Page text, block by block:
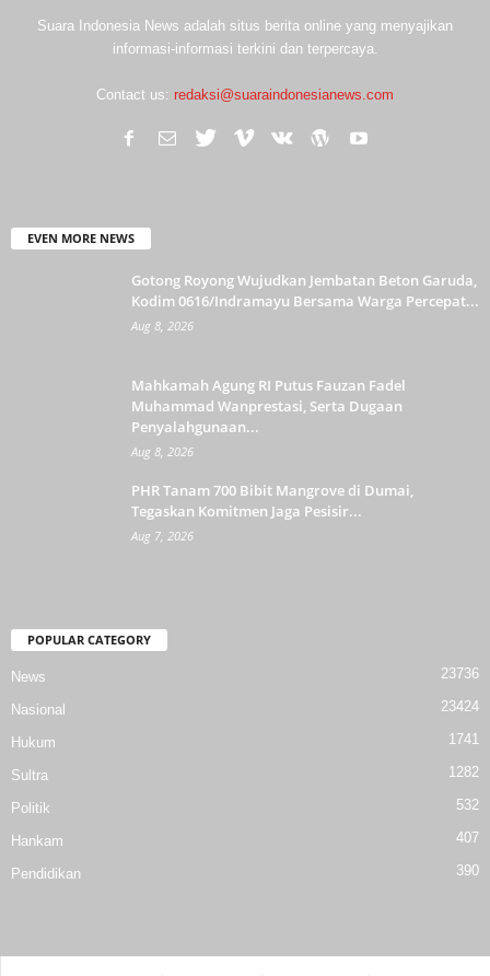
Suara Indonesia News adalah situs berita online yang menyajikan
informasi-informasi terkini dan terpercaya.
Contact us: redaksi@suaraindonesianews.com
EVEN MORE NEWS
Gotong Royong Wujudkan Jembatan Beton Garuda,
Kodim 0616/Indramayu Bersama Warga Percepat...
Aug 8, 2026
Mahkamah Agung RI Putus Fauzan Fadel
Muhammad Wanprestasi, Serta Dugaan
Penyalahgunaan...
Aug 8, 2026
PHR Tanam 700 Bibit Mangrove di Dumai,
Tegaskan Komitmen Jaga Pesisir...
Aug 7, 2026
POPULAR CATEGORY
News 23736
Nasional 23424
Hukum 1741
Sultra 1282
Politik 532
Hankam 407
Pendidikan 390